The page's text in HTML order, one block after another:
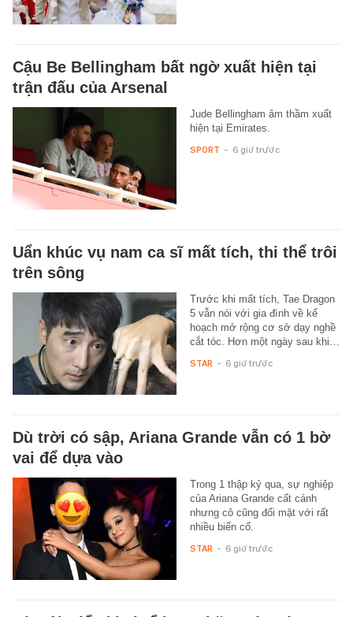
Cậu Be Bellingham bất ngờ xuất hiện tại
trận đấu của Arsenal
Jude Bellingham âm thầm xuất
hiện tại Emirates.
SPORT - 6 giờ trước
Uẩn khúc vụ nam ca sĩ mất tích, thi thể trôi
trên sông
Trước khi mất tích, Tae Dragon
5 vẫn nói với gia đình về kế
hoạch mở rộng cơ sở dạy nghề
cắt tóc. Hơn một ngày sau khi…
STAR - 6 giờ trước
Dù trời có sập, Ariana Grande vẫn có 1 bờ
vai để dựa vào
Trong 1 thập kỷ qua, sự nghiệp
của Ariana Grande cất cánh
nhưng cô cũng đối mặt với rất
nhiều biến cố.
STAR - 6 giờ trước